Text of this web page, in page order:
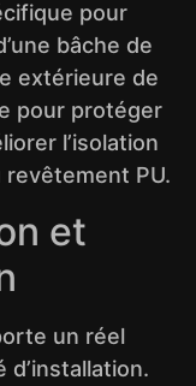
pour
bâche de
extérieure de
pour protéger
l’isolation
PU.
et
un réel